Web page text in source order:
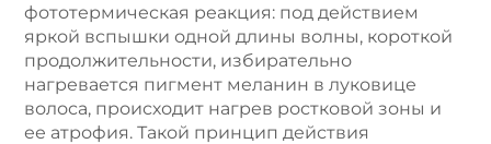
фототермическая реакция: под действием
яркой вспышки одной длины волны, короткой
продолжительности, избирательно
нагревается пигмент меланин в луковице
волоса, происходит нагрев ростковой зоны и
ее атрофия. Такой принцип действия